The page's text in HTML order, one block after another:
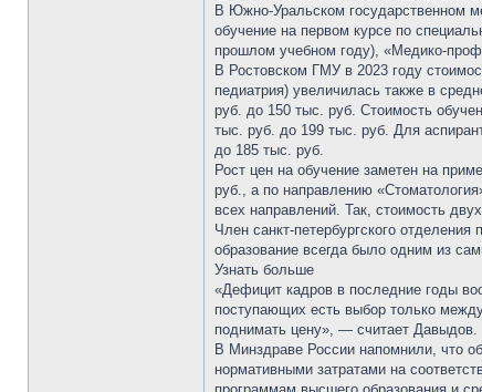
В Южно-Уральском государственном
обучение на первом курсе по
прошлом учебном году), «Медико-
В Ростовском ГМУ в 2023 году
педиатрия) увеличилась также в
руб. до 150 тыс. руб. Стоимость
тыс. руб. до 199 тыс. руб. Для
до 185 тыс. руб.
Рост цен на обучение заметен на
руб., а по направлению
всех направлений. Так, стоимость
Член санкт-петербургского
образование всегда было одним из
Узнать больше
«Дефицит кадров в последние годы
поступающих есть выбор только
поднимать цену», — считает Давыдов.
В Минздраве России напомнили, что
нормативными затратами на